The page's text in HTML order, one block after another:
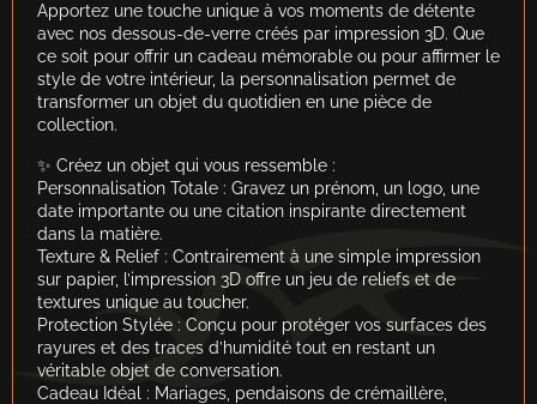
Apportez une touche unique à vos moments de détente
avec nos dessous-de-verre créés par impression 3D. Que
ce soit pour offrir un cadeau mémorable ou pour affirmer le
style de votre intérieur, la personnalisation permet de
transformer un objet du quotidien en une pièce de
collection.
✨ Créez un objet qui vous ressemble :
Personnalisation Totale : Gravez un prénom, un logo, une
date importante ou une citation inspirante directement
dans la matière.
Texture & Relief : Contrairement à une simple impression
sur papier, l’impression 3D offre un jeu de reliefs et de
textures unique au toucher.
Protection Stylée : Conçu pour protéger vos surfaces des
rayures et des traces d’humidité tout en restant un
véritable objet de conversation.
Cadeau Idéal : Mariages, pendaisons de crémaillère,